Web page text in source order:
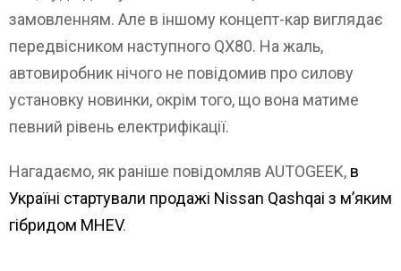
замовленням. Але в іншому концепт-кар виглядає
передвісником наступного QX80. На жаль,
автовиробник нічого не повідомив про силову
установку новинки, окрім того, що вона матиме
певний рівень електрифікації.
Нагадаємо, як раніше повідомляв AUTOGEEK, в
Україні стартували продажі Nissan Qashqai з м’яким
гібридом MHEV.